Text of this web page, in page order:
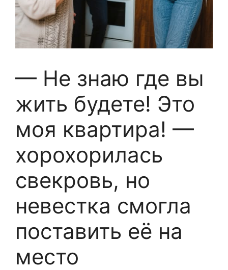
— Не знаю где вы
жить будете! Это
моя квартира! —
хорохорилась
свекровь, но
невестка смогла
поставить её на
место